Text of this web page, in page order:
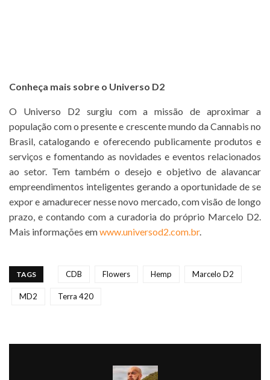
Conheça mais sobre o Universo D2
O Universo D2 surgiu com a missão de aproximar a
população com o presente e crescente mundo da Cannabis no
Brasil, catalogando e oferecendo publicamente produtos e
serviços e fomentando as novidades e eventos relacionados
ao setor. Tem também o desejo e objetivo de alavancar
empreendimentos inteligentes gerando a oportunidade de se
expor e amadurecer nesse novo mercado, com visão de longo
prazo, e contando com a curadoria do próprio Marcelo D2.
Mais informações emwww.universod2.com.br.
TAGS CDB Flowers Hemp Marcelo D2
MD2 Terra 420